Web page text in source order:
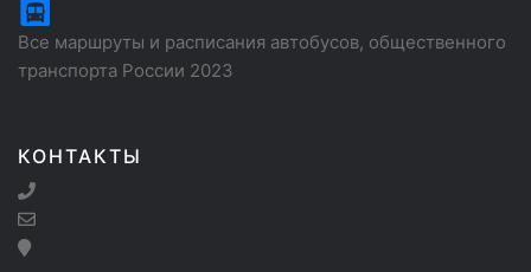
Все маршруты и расписания автобусов, общественного
транспорта России 2023
КОНТАКТЫ